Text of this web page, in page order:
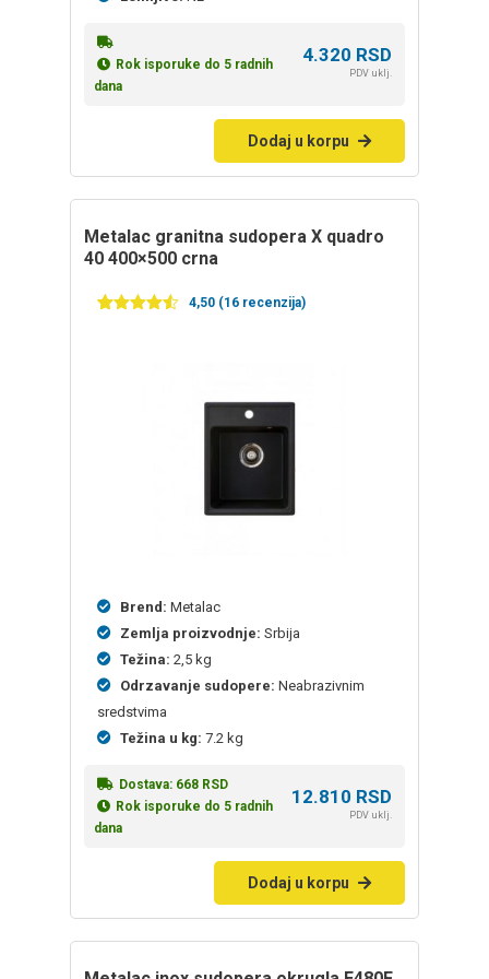
Rok isporuke do 5 radnih
dana
4.320 RSD
PDV uklj.
Dodaj u korpu
Metalac granitna sudopera X quadro
40 400×500 crna
4,50 (16 recenzija)
Brend: Metalac
Zemlja proizvodnje: Srbija
Težina: 2,5 kg
Odrzavanje sudopere: Neabrazivnim
sredstvima
Težina u kg: 7.2 kg
Dostava: 668 RSD
Rok isporuke do 5 radnih
dana
12.810 RSD
PDV uklj.
Dodaj u korpu